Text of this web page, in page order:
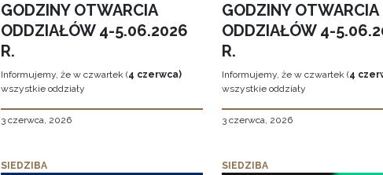
GODZINY OTWARCIA
ODDZIAŁÓW 4-5.06.2026
R.
Informujemy, że w czwartek (4 czerwca)
wszystkie oddziały
3 czerwca, 2026
GODZINY OTWARCIA
ODDZIAŁÓW 4-
R.
Informujemy, że w czwartek (4
wszystkie oddziały
3 czerwca, 2026
SIEDZIBA SIEDZIBA